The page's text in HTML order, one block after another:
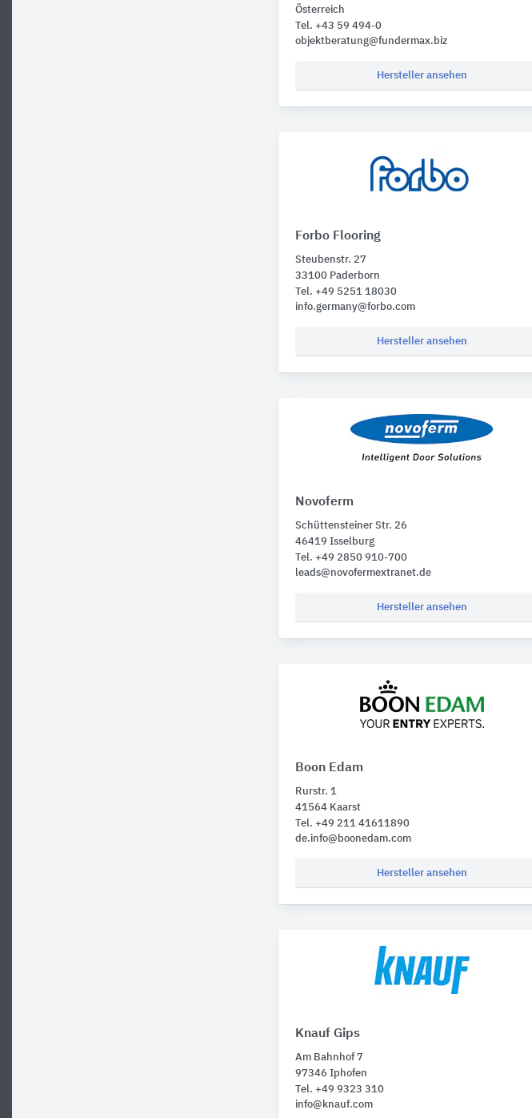
Österreich
Tel. +43 59 494-0
objektberatung@fundermax.biz
Hersteller ansehen
Forbo Flooring
Steubenstr. 27
33100 Paderborn
Tel. +49 5251 18030
info.germany@forbo.com
Hersteller ansehen
Novoferm
Schüttensteiner Str. 26
46419 Isselburg
Tel. +49 2850 910-700
leads@novofermextranet.de
Hersteller ansehen
Boon Edam
Rurstr. 1
41564 Kaarst
Tel. +49 211 41611890
de.info@boonedam.com
Hersteller ansehen
Knauf Gips
Am Bahnhof 7
97346 Iphofen
Tel. +49 9323 310
info@knauf.com